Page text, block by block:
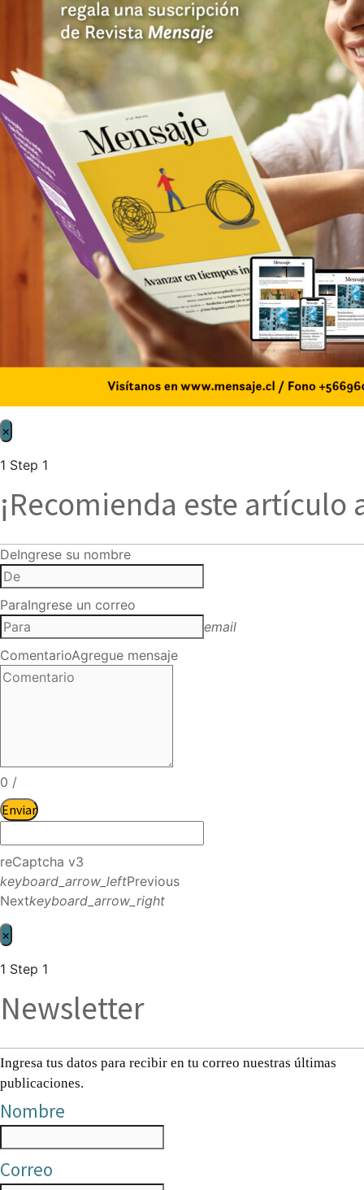
×
1 Step 1
¡Recomienda este artículo
DeIngrese su nombre
ParaIngrese un correo
email
ComentarioAgregue mensaje
0 /
Enviar
reCaptcha v3
keyboard_arrow_leftPrevious
Nextkeyboard_arrow_right
×
1 Step 1
Newsletter
Ingresa tus datos para recibir en tu correo nuestras últimas
publicaciones.
Nombre
Correo